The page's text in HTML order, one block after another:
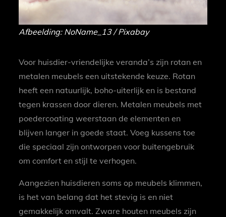
Afbeelding: NoName_13 / Pixabay
Voor huisdier-vriendelijke veranda’s zijn rotan en
metalen meubels een uitstekende keuze. Rotan
heeft een natuurlijk, boho-uiterlijk en is bestand
tegen krassen door dieren. Metalen meubels met
poedercoating weerstaan de elementen en
blijven langer in goede staat. Voeg kussens toe
die speciaal zijn ontworpen voor buitengebruik
om comfort en stijl te verhogen.
Aangezien huisdieren soms op meubels klimmen,
is het van belang dat het stevig is en niet
gemakkelijk omvalt. Zware houten meubels zijn